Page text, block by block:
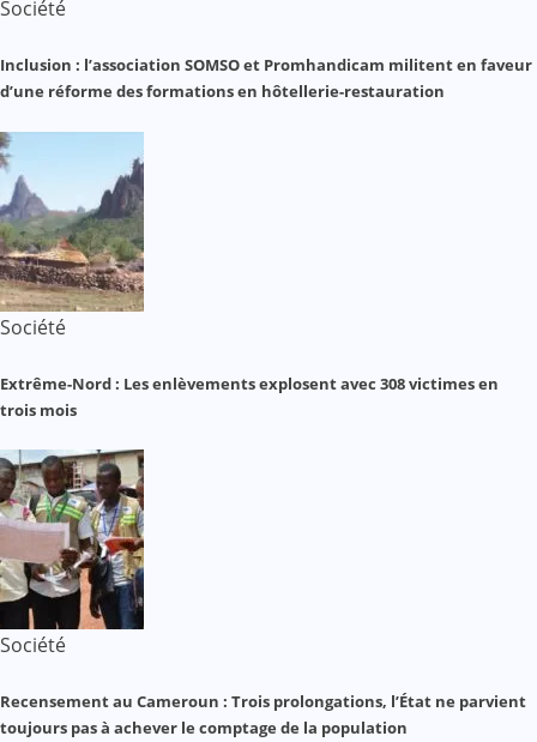
Société
Inclusion : l’association SOMSO et Promhandicam militent en faveur
d’une réforme des formations en hôtellerie-restauration
Société
Extrême-Nord : Les enlèvements explosent avec 308 victimes en
trois mois
Société
Recensement au Cameroun : Trois prolongations, l’État ne parvient
toujours pas à achever le comptage de la population